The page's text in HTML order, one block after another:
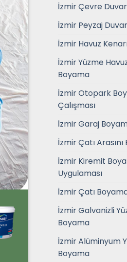
İzmir Çevre
İzmir Peyzaj
İzmir Havuz
İzmir Yüzme
Boyama
İzmir Otopark
Çalışması
İzmir Garaj
İzmir Çatı
İzmir Kiremit
Uygulaması
İzmir Çatı
İzmir Galvanizli
Boyama
İzmir Alüminyum
Boyama